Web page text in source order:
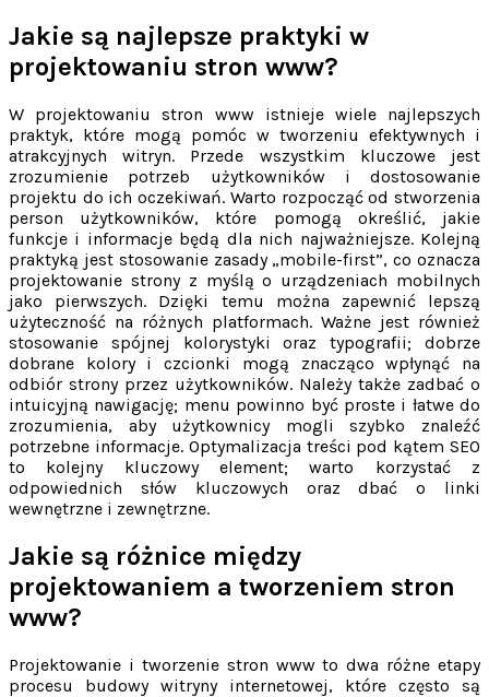
Jakie są najlepsze praktyki w
projektowaniu stron www?
W projektowaniu stron www istnieje wiele najlepszych
praktyk, które mogą pomóc w tworzeniu efektywnych i
atrakcyjnych witryn. Przede wszystkim kluczowe jest
zrozumienie potrzeb użytkowników i dostosowanie
projektu do ich oczekiwań. Warto rozpocząć od stworzenia
person użytkowników, które pomogą określić, jakie
funkcje i informacje będą dla nich najważniejsze. Kolejną
praktyką jest stosowanie zasady „mobile-first”, co oznacza
projektowanie strony z myślą o urządzeniach mobilnych
jako pierwszych. Dzięki temu można zapewnić lepszą
użyteczność na różnych platformach. Ważne jest również
stosowanie spójnej kolorystyki oraz typografii; dobrze
dobrane kolory i czcionki mogą znacząco wpłynąć na
odbiór strony przez użytkowników. Należy także zadbać o
intuicyjną nawigację; menu powinno być proste i łatwe do
zrozumienia, aby użytkownicy mogli szybko znaleźć
potrzebne informacje. Optymalizacja treści pod kątem SEO
to kolejny kluczowy element; warto korzystać z
odpowiednich słów kluczowych oraz dbać o linki
wewnętrzne i zewnętrzne.
Jakie są różnice między
projektowaniem a tworzeniem stron
www?
Projektowanie i tworzenie stron www to dwa różne etapy
procesu budowy witryny internetowej, które często są